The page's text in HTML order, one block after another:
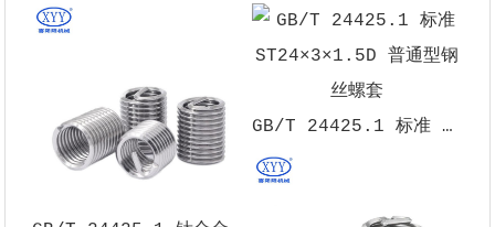
GB/T 24425.1 标准 ST24×3×1.5D 普通型钢丝螺套